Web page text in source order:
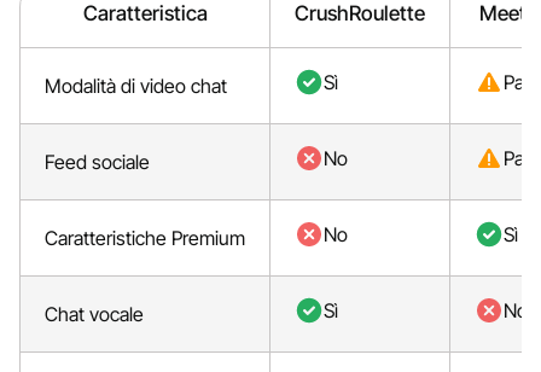
Caratteristica CrushRoulette
Modalità di video chat Sì
Feed sociale No
Caratteristiche Premium No Sì
Chat vocale Sì No